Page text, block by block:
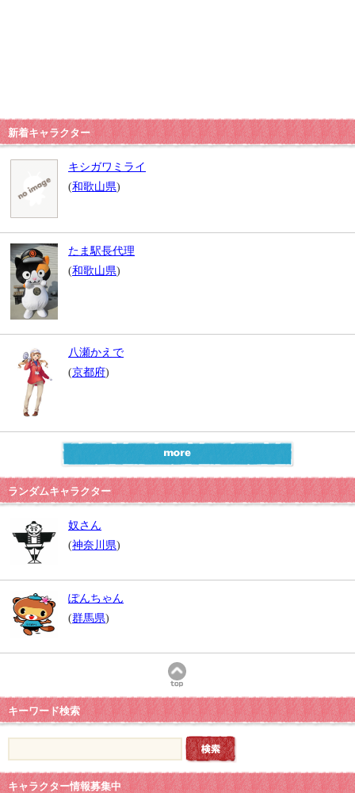
新着キャラクター
キシガワミライ
(和歌山県)
たま駅長代理
(和歌山県)
八瀬かえで
(京都府)
ランダムキャラクター
奴さん
(神奈川県)
ぽんちゃん
(群馬県)
キーワード検索
キャラクター情報募集中